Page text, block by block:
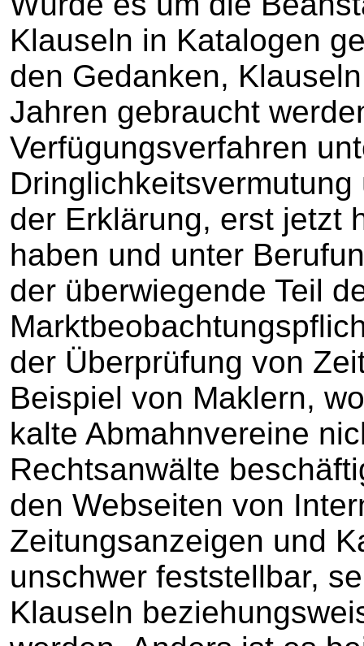
Klauseln in Katalogen
den Gedanken,
Jahren gebraucht
Verfügungsverfahren
der Erklärung, erst jetzt
haben und unter
der überwiegende Teil
der Überprüfung von
Beispiel von Maklern,
kalte Abmahnvereine
Rechtsanwälte
den Webseiten von
Zeitungsanzeigen und
unschwer feststellbar,
Klauseln